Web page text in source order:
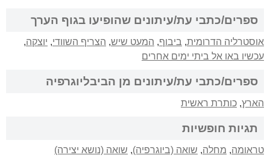
ספרים/כתבי עת/עיתונים שהופיעו בגוף הערך
אוסטרליה הדרומית, ביבוף, המעט שיש, הצריף השוודי, יוצקה,
עכשיו באו אל ביתי ימים אחרים
ספרים/כתבי עת/עיתונים מן הביבליוגרפיה
הארץ, כותרת ראשית
תגיות חופשיות
טראומה, מחלה, שואה (ביוגרפיה), שואה (נושא יצירה)